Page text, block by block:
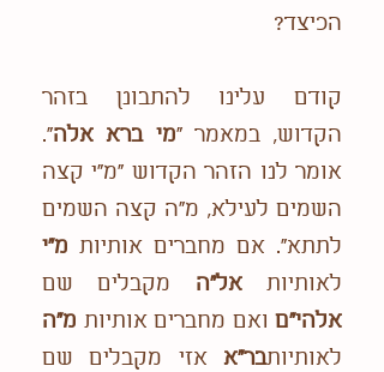
הכיצד?
קודם עלינו להתבונן בזהר
הקדוש, במאמר "מי ברא אלה".
אומר לנו הזהר הקדוש "מ"י קצה
השמים לעילא, מ"ה קצה השמים
לתתא". אם מחברים אותיות מ"י
לאותיותאל"ה מקבלים שם
אלהי"ם ואם מחברים אותיות מ"ה
לאותיותבר"אאזי מקבלים שם